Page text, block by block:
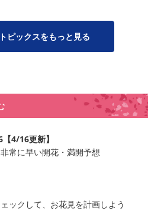
ピックスをもっと見る
4/16更新】
常に早い開花・満開予想
ックして、お花見を計画しよう